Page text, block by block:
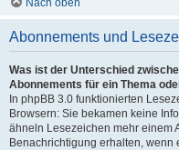
Nach oben
Abonnements und
Was ist der Unterschied
Abonnements für ein Thema
In phpBB 3.0 funktionierten
Browsern: Sie bekamen keine
ähneln Lesezeichen mehr einem
Benachrichtigung erhalten, wenn